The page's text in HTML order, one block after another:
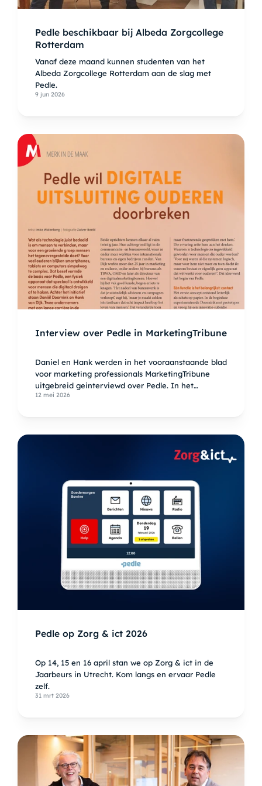
Pedle beschikbaar bij Albeda Zorgcollege
Rotterdam
Vanaf deze maand kunnen studenten van het
Albeda Zorgcollege Rotterdam aan de slag met
Pedle.
9 jun 2026
Interview over Pedle in MarketingTribune
Daniel en Hank werden in het vooraanstaande blad
voor marketing professionals MarketingTribune
uitgebreid geinterviewd over Pedle. In het
Interview wordt onder meer ingegaan de
12 mei 2026
Pedle op Zorg & ict 2026
Op 14, 15 en 16 april stan we op Zorg & ict in de
Jaarbeurs in Utrecht. Kom langs en ervaar Pedle
zelf.
31 mrt 2026